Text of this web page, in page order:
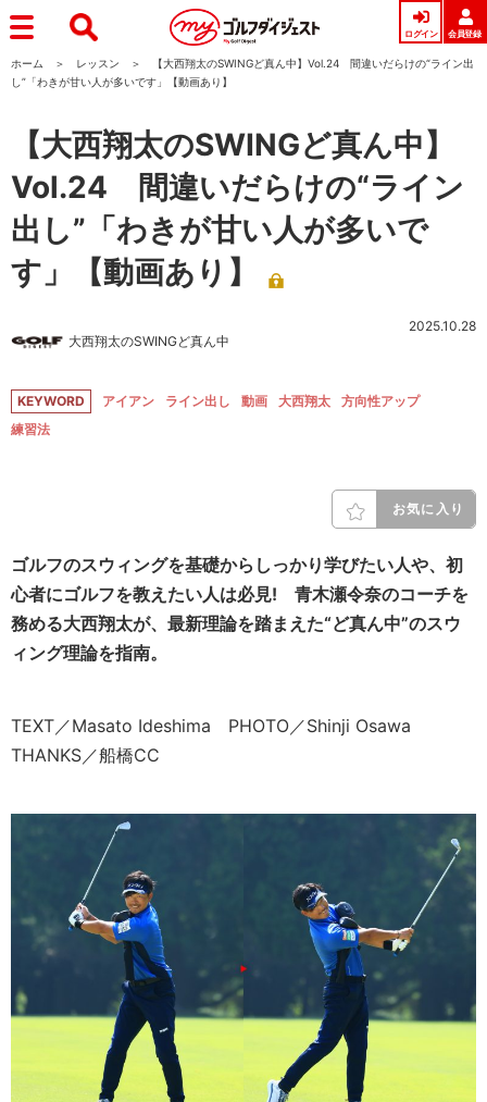
ログイン 会員登録
ホーム レッスン
【大西翔太のSWINGど真ん中】Vol.24 間違いだらけの“ライン出
し”「わきが甘い人が多いです」【動画あり】
【大西翔太のSWINGど真ん中】
Vol.24 間違いだらけの“ライン
出し”「わきが甘い人が多いで
す」【動画あり】
大西翔太のSWINGど真ん中
2025.10.28
KEYWORD アイアン ライン出し 動画 大西翔太
方向性アップ
練習法
お気に入り
ゴルフのスウィングを基礎からしっかり学びたい人や、初
心者にゴルフを教えたい人は必見! 青木瀬令奈のコーチを
務める大西翔太が、 最新理論を踏まえた“ど真ん中”のスウ
ィング理論を指南。
TEXT／Masato Ideshima PHOTO／Shinji Osawa
THANKS／船橋CC